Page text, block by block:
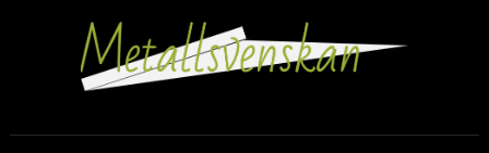
METALLSVENSKAN.SE